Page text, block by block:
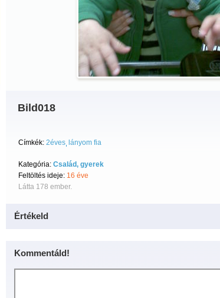
Bild018
Címkék: 2éves lányom fia
Kategória: Család, gyerek
Feltöltés ideje: 16 éve
Látta 178 ember.
Értékeld
Kommentáld!